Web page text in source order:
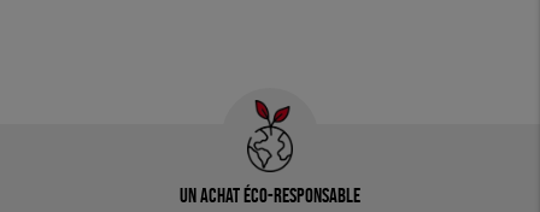
Un achat éco-responsable